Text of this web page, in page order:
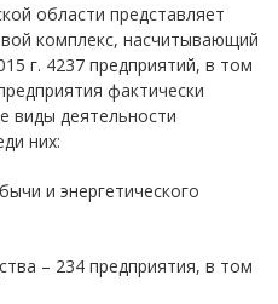
области представляет
комплекс, насчитывающий
г. 4237 предприятий, в том
фактически
виды деятельности
них:
и энергетического
– 234 предприятия, в том